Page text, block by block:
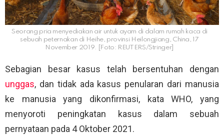
Seorang pria menyediakan air untuk ayam di dalam rumah kaca di
sebuah peternakan di Heihe, provinsi Heilongjiang, China, 17
November 2019. [Foto: REUTERS/Stringer]
Sebagian besar kasus telah bersentuhan dengan
unggas, dan tidak ada kasus penularan dari manusia
ke manusia yang dikonfirmasi, kata WHO, yang
menyoroti peningkatan kasus dalam sebuah
pernyataan pada 4 Oktober 2021.